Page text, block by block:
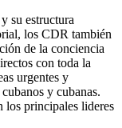
su estructura
los CDR también
de la conciencia
con toda la
urgentes y
y cubanas.
los principales lideres